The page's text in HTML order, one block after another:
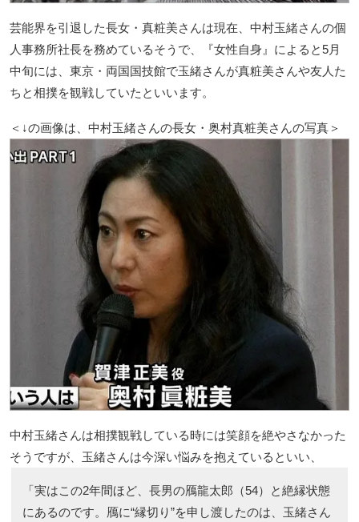
芸能界を引退した長女・真粧美さんは現在、中村玉緒さんの個
人事務所社長を務めているそうで、『女性自身』によると5月
中旬には、東京・両国国技館で玉緒さんが真粧美さんや友人た
ちと相撲を観戦していたといいます。
＜↓の画像は、中村玉緒さんの長女・奥村真粧美さんの写真＞
中村玉緒さんは相撲観戦している時には笑顔を絶やさなかった
そうですが、玉緒さんは今深い悩みを抱えているといい、
「実はこの2年間ほど、長男の鴈龍太郎（54）と絶縁状態
にあるのです。鴈に“縁切り”を申し渡したのは、玉緒さん